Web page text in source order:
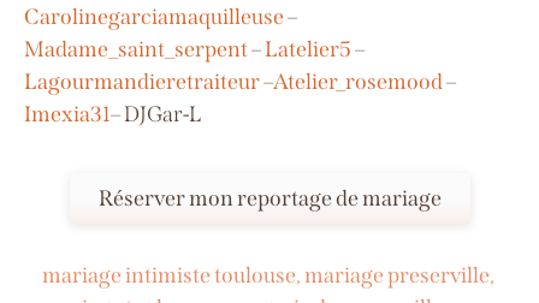
Carolinegarciamaquilleuse–
Madame_saint_serpent–Latelier5–
Lagourmandieretraiteur–Atelier_rosemood–
Imexia31– DJGar-L
Réserver mon reportage de mariage
mariage intimiste toulouse, mariage preserville,